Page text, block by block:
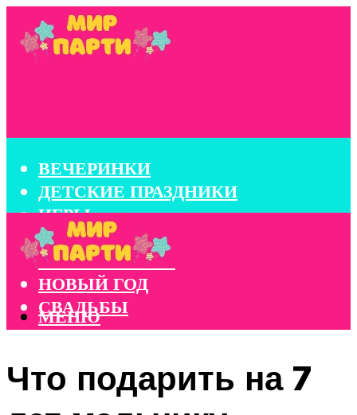
ВЕЧЕРИНКИ
ДЕТСКИЕ ПРАЗДНИКИ
ИГРЫ
КОНКУРСЫ
КОРПОРАТИВЫ
НОВЫЙ ГОД
СВАДЬБЫ
МЕНЮ
Что подарить на 7